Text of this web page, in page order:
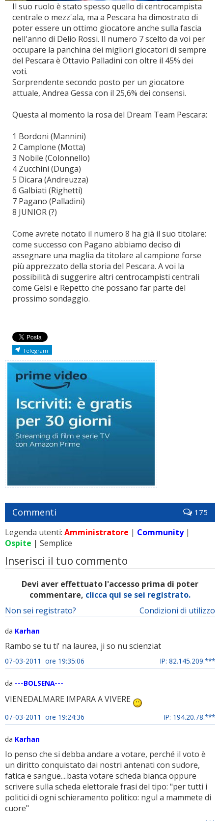
Il suo ruolo è stato spesso quello di centrocampista
centrale o mezz'ala, ma a Pescara ha dimostrato di
poter essere un ottimo giocatore anche sulla fascia
nell'anno di Delio Rossi. Il numero 7 scelto da voi per
occupare la panchina dei migliori giocatori di sempre
del Pescara è Ottavio Palladini con oltre il 45% dei
voti.
Sorprendente secondo posto per un giocatore
attuale, Andrea Gessa con il 25,6% dei consensi.
Questa al momento la rosa del Dream Team Pescara:
1 Bordoni (Mannini)
2 Camplone (Motta)
3 Nobile (Colonnello)
4 Zucchini (Dunga)
5 Dicara (Andreuzza)
6 Galbiati (Righetti)
7 Pagano (Palladini)
8 JUNIOR (?)
Come avrete notato il numero 8 ha già il suo titolare:
come successo con Pagano abbiamo deciso di
assegnare una maglia da titolare al campione forse
più apprezzato della storia del Pescara. A voi la
possibilità di suggerire altri centrocampisti centrali
come Gelsi e Repetto che possano far parte del
prossimo sondaggio.
Telegram
Commenti 175
Legenda utenti: Amministratore | Community|
Ospite | Semplice
Inserisci il tuo commento
Devi aver effettuato l'accesso prima di poter
commentare, clicca qui se sei registrato.
Condizioni di utilizzo
Non sei registrato?
da Karhan
Rambo se tu ti' na laurea, ji so nu scienziat
07-03-2011 ore 19:35:06 IP: 82.145.209.***
da ---BOLSENA---
VIENEDALMARE IMPARA A VIVERE
07-03-2011 ore 19:24:36 IP: 194.20.78.***
da Karhan
Io penso che si debba andare a votare, perché il voto è
un diritto conquistato dai nostri antenati con sudore,
fatica e sangue....basta votare scheda bianca oppure
scrivere sulla scheda elettorale frasi del tipo: "per tutti i
politici di ogni schieramento politico: ngul a mammete di
cuore"